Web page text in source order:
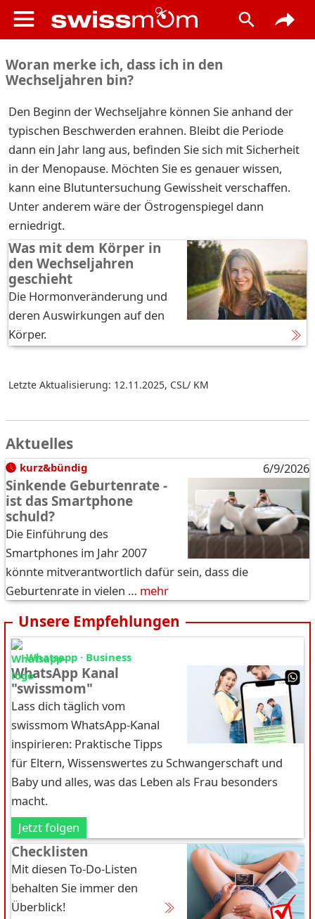
Woran merke ich, dass ich in den
Wechseljahren bin?
Den Beginn der Wechseljahre können Sie anhand der
typischen Beschwerden erahnen. Bleibt die Periode
dann ein Jahr lang aus, befinden Sie sich mit Sicherheit
in der Menopause. Möchten Sie es genauer wissen,
kann eine Blutuntersuchung Gewissheit verschaffen.
Unter anderem wäre der Östrogenspiegel dann
erniedrigt.
Was mit dem Körper in
den Wechseljahren
geschieht
Die Hormonveränderung und
deren Auswirkungen auf den
Körper.
Letzte Aktualisierung: 12.11.2025, CSL/ KM
Aktuelles
kurz&bündig 6/9/2026
Sinkende Geburtenrate -
ist das Smartphone
schuld?
Die Einführung des
Smartphones im Jahr 2007
könnte mitverantwortlich dafür sein, dass die
Geburtenrate in vielen … mehr
Unsere Empfehlungen
Whatsapp · Business
WhatsApp Kanal
"swissmom"
Lass dich täglich vom
swissmom WhatsApp-Kanal
inspirieren: Praktische Tipps
für Eltern, Wissenswertes zu Schwangerschaft und
Baby und alles, was das Leben als Frau besonders
macht.
Jetzt folgen
Checklisten
Mit diesen To-Do-Listen
behalten Sie immer den
Überblick!